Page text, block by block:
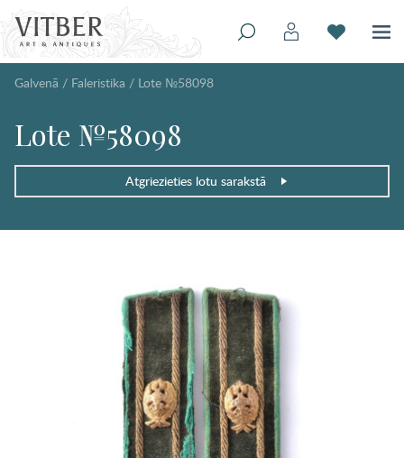
Galvenā / Faleristika / Lote №58098
Lote №58098
Atgriezieties lotu sarakstā